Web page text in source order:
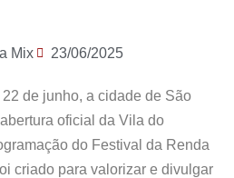
Mix 23/06/2025
de junho, a cidade de São
oficial da Vila do
do Festival da Renda
criado para valorizar e divulgar